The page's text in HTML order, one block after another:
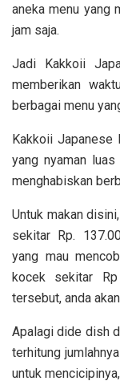
aneka menu yang
jam saja.
Jadi Kakkoii
memberikan
berbagai menu
Kakkoii Japanese
yang nyaman
menghabiskan
Untuk makan
sekitar Rp.
yang mau
kocek sekitar
tersebut, anda
Apalagi dide dish
terhitung
untuk